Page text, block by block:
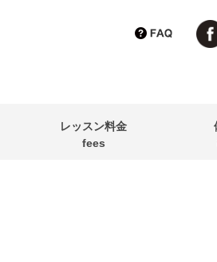
レッスン料金
fees